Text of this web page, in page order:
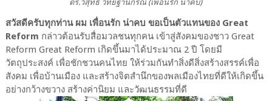
ดร.วิสุทธิ์ วืทยฐานกรณ์ (เพื่อนรัก น่าคบ)
สวัสดีครับทุกท่าน ผม เพื่อนรัก น่าคบ ขอเป็นตัวแทนของ Great
Reform กล่าวต้อนรับสื่อมวลชนทุกคน เข้าสู่สังคมของชาว Great
Reform Great Reform เกิดขึ้นมาได้ประมาณ 2 ปี โดยมี
วัตถุประสงค์ เพื่อชักชวนคนไทย ให้ร่วมกันทำสิ่งดีสิ่งสร้างสรรค์เพื่อ
สังคม เพื่อบ้านเมือง และสร้างจิตสำนึกของพลเมืองไทยที่ดีให้เกิดขึ้น
อย่างกว้างขวาง สร้างค่านิยม และวัฒนธรรมที่ดี